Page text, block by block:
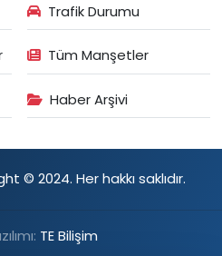
Trafik Durumu
Tüm Manşetler
Haber Arşivi
© 2024. Her hakkı saklıdır.
TE Bilişim